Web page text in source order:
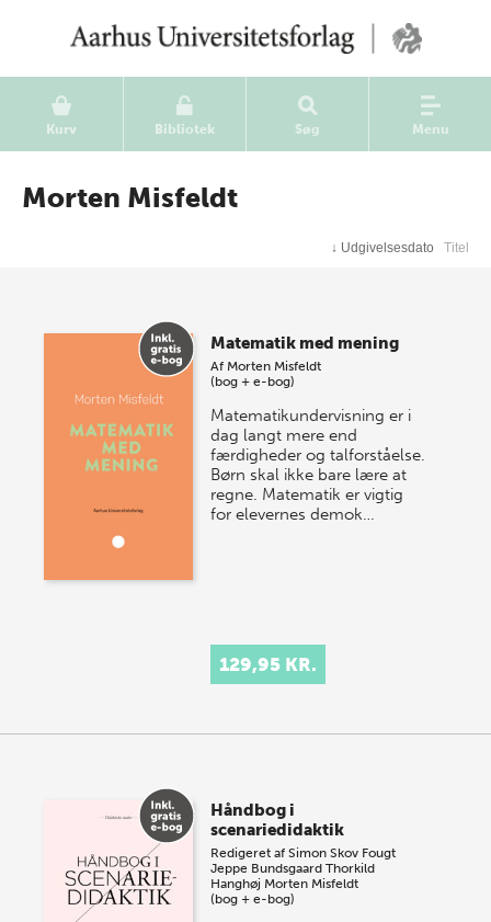
Kurv Bibliotek Søg Menu
Morten Misfeldt
↓ Udgivelsesdato Titel
Matematik med mening
Af Morten Misfeldt
(bog + e-bog)
Matematikundervisning er i
dag langt mere end
færdigheder og talforståelse.
Børn skal ikke bare lære at
regne. Matematik er vigtig
for elevernes demok…
129,95 KR.
Håndbog i
scenariedidaktik
Redigeret afSimon Skov Fougt
Jeppe Bundsgaard Thorkild
Hanghøj Morten Misfeldt
(bog + e-bog)